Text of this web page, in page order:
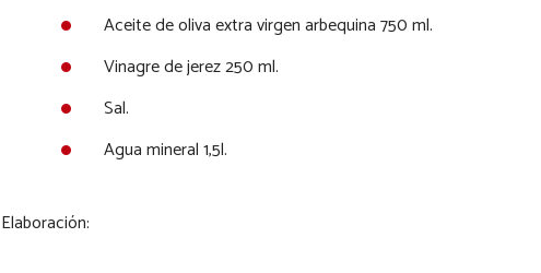
Aceite de oliva extra virgen arbequina 750 ml.
Vinagre de jerez 250 ml.
Sal.
Agua mineral 1,5l.
Elaboración: